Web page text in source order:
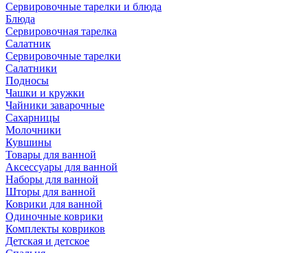
Сервировочные тарелки и блюда
Блюда
Сервировочная тарелка
Салатник
Сервировочные тарелки
Салатники
Подносы
Чашки и кружки
Чайники заварочные
Сахарницы
Молочники
Кувшины
Товары для ванной
Аксессуары для ванной
Наборы для ванной
Шторы для ванной
Коврики для ванной
Одиночные коврики
Комплекты ковриков
Детская и детское